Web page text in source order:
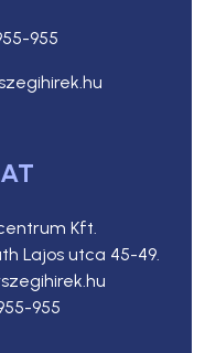
955
Kft.
Lajos utca 45-49.
955